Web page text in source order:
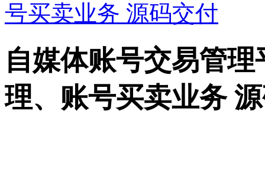
号买卖业务 源码交付
自媒体账号交易管
理、账号买卖业务